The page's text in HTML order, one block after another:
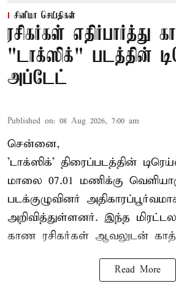
சினிமா செய்திகள்
ரசிகர்கள் எதிர்பார்த்து
"டாக்ஸிக்" படத்தின்
அப்டேட்
Published on: 08 Aug 2026, 7:00 am
சென்னை,
'டாக்ஸிக்' திரைப்படத்தின்
மாலை 07.01 மணிக்கு
படக்குழுவினர்
அறிவித்துள்ளனர். இந்த
காண ரசிகர்கள் ஆவலுடன்
Read More